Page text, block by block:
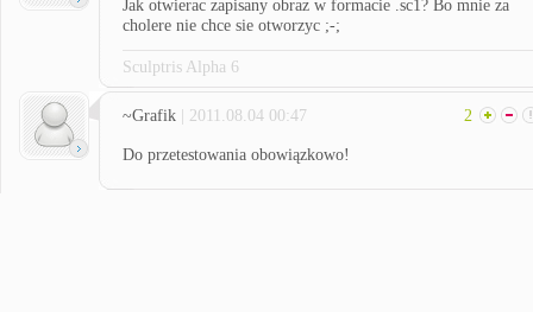
Jak otwierac zapisany obraz w formacie .sc1? Bo mnie za
cholere nie chce sie otworzyc ;-;
Sculptris Alpha 6
~Grafik | 2011.08.04 00:47 2
Do przetestowania obowiązkowo!